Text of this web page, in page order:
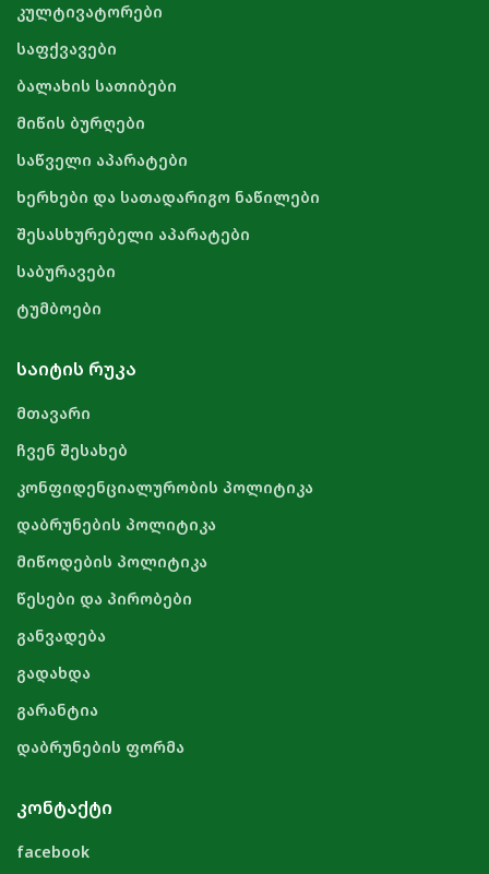
კულტივატორები
საფქვავები
ბალახის სათიბები
მიწის ბურღები
საწველი აპარატები
ხერხები და სათადარიგო ნაწილები
შესასხურებელი აპარატები
საბურავები
ტუმბოები
ᲡᲐᲘᲢᲘᲡ ᲠᲣᲙᲐ
მთავარი
ჩვენ შესახებ
კონფიდენციალურობის პოლიტიკა
დაბრუნების პოლიტიკა
მიწოდების პოლიტიკა
წესები და პირობები
განვადება
გადახდა
გარანტია
დაბრუნების ფორმა
ᲙᲝᲜᲢᲐᲥᲢᲘ
facebook